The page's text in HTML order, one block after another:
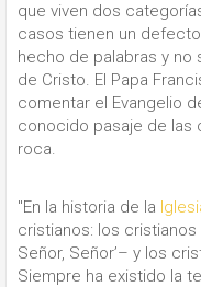
que viven dos
casos tienen un
hecho de palabras y no
de Cristo. El Papa
comentar el Evangelio
conocido pasaje de las
roca.
"En la historia de la
cristianos: los
Señor, Señor’– y los
Siempre ha existido la